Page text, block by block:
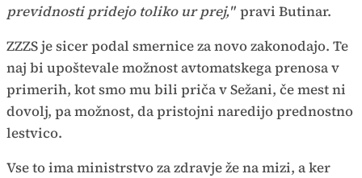
previdnosti pridejo toliko ur prej," pravi Butinar.
ZZZS je sicer podal smernice za novo zakonodajo. Te
naj bi upoštevale možnost avtomatskega prenosa v
primerih, kot smo mu bili priča v Sežani, če mest ni
dovolj, pa možnost, da pristojni naredijo prednostno
lestvico.
Vse to ima ministrstvo za zdravje že na mizi, a ker